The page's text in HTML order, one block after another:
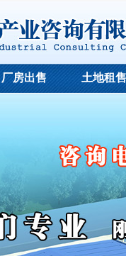
厂房出售 土地租售